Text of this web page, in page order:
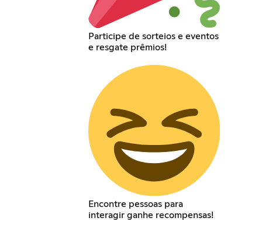
Participe de sorteios e eventos
e resgate prêmios!
Encontre pessoas para
interagir ganhe recompensas!